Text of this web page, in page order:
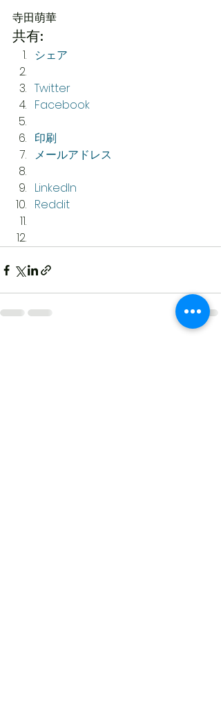
寺田萌華
共有:
シェア
Twitter
Facebook
印刷
メールアドレス
LinkedIn
Reddit